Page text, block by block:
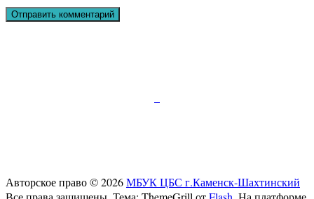
Авторское право © 2026МБУК ЦБС г.Каменск-Шахтинский